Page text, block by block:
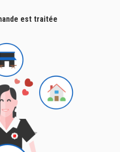
est traitée